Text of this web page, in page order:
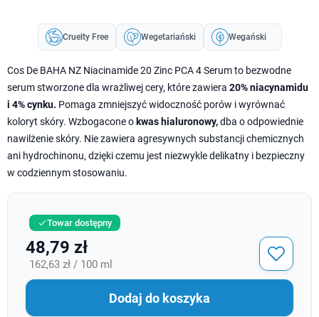
Cruelty Free Wegetariański Wegański
Cos De BAHA NZ Niacinamide 20 Zinc PCA 4 Serum to bezwodne
serum stworzone dla wrażliwej cery, które zawiera 20% niacynamidu
i 4% cynku. Pomaga zmniejszyć widoczność porów i wyrównać
koloryt skóry. Wzbogacone o kwas hialuronowy,dba o odpowiednie
nawilżenie skóry. Nie zawiera agresywnych substancji chemicznych
ani hydrochinonu, dzięki czemu jest niezwykle delikatny i bezpieczny
w codziennym stosowaniu.
Towar dostępny
48,79 zł
162,63 zł / 100 ml
Dodaj do koszyka